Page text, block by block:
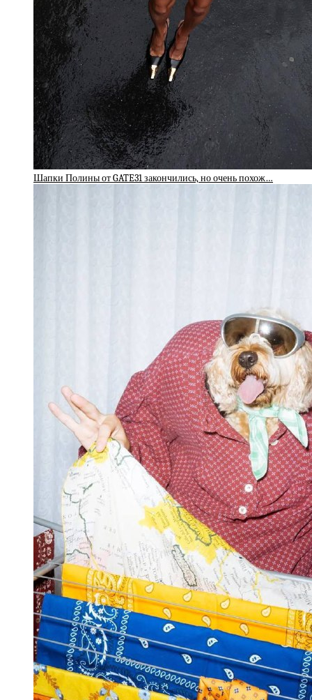
Шапки Полины от GATE31 закончились, но очень похож…